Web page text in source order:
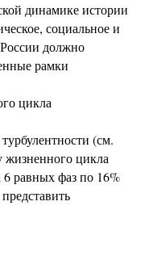
динамике истории
социальное и
должно
рамки
цикла
(см.
жизненного цикла
6 равных фаз по 16%